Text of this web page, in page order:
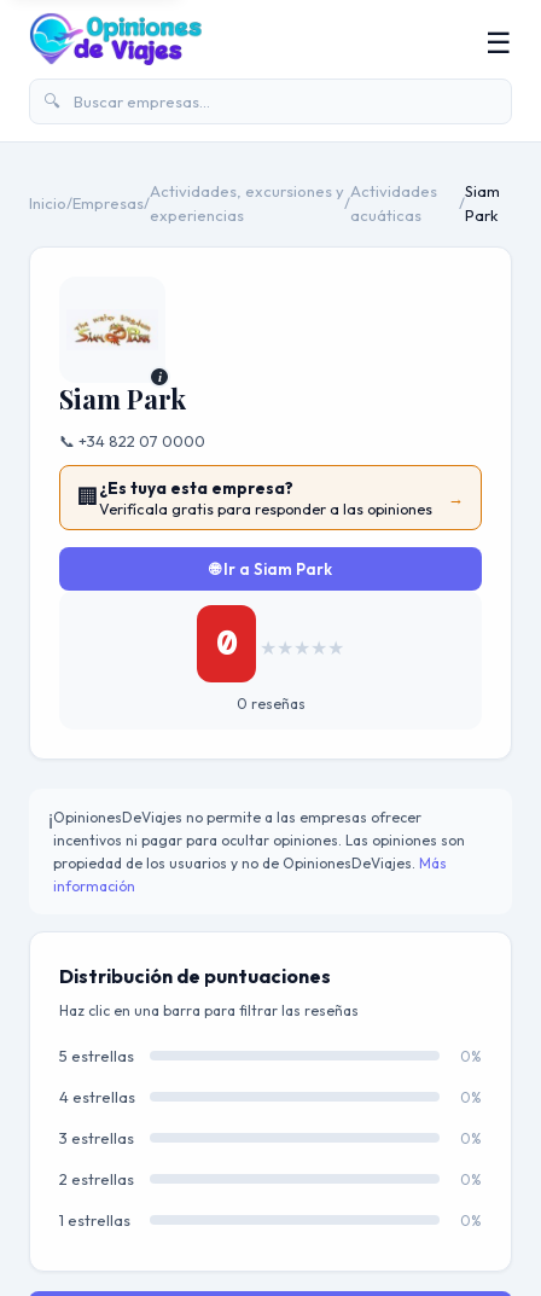
🔍
☰
Inicio/Empresas/
Actividades, excursiones y
experiencias
/
Actividades
acuáticas
/
Siam
Park
i
Siam Park
📞 +34 822 07 0000
🏢¿Es tuya esta empresa?
Verifícala gratis para responder a las opiniones
→
🌐 Ir a Siam Park
0 ★ ★ ★ ★ ★
0 reseñas
ℹ️OpinionesDeViajes no permite a las empresas ofrecer
incentivos ni pagar para ocultar opiniones. Las opiniones son
propiedad de los usuarios y no de OpinionesDeViajes. Más
información
Distribución de puntuaciones
Haz clic en una barra para filtrar las reseñas
5 estrellas 0%
4 estrellas 0%
3 estrellas 0%
2 estrellas 0%
1 estrellas 0%